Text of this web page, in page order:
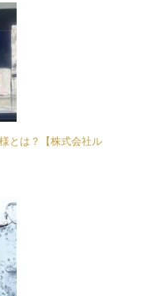
とは？【株式会社ル